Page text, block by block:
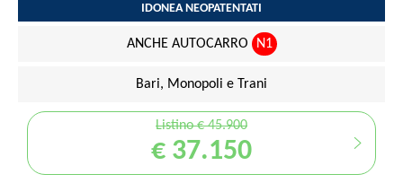
IDONEA NEOPATENTATI
ANCHE AUTOCARRO N1
Bari, Monopoli e Trani
Listino € 45.900
€ 37.150